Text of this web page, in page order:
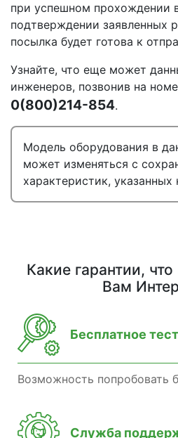
при успешном прохождении
подтверждении заявленных
посылка будет готова к
Узнайте, что еще может
инженеров, позвонив на
0(800)214-854.
Модель оборудования в
может изменяться с
характеристик, указанных
Какие гарантии,
Вам
Бесплатное
Возможность попробовать
Служба